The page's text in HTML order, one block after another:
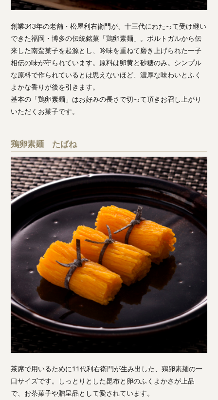
創業343年の老舗・松屋利右衛門が、十三代にわたって受け継い
できた福岡・博多の伝統銘菓「鶏卵素麺」。ポルトガルから伝
来した南蛮菓子を起源とし、吟味を重ねて磨き上げられた一子
相伝の味が守られています。原料は卵黄と砂糖のみ。シンプル
な原料で作られているとは思えないほど、濃厚な味わいとふく
よかな香りが後を引きます。
基本の「鶏卵素麺」はお好みの長さで切って頂きお召し上がり
いただくお菓子です。
鶏卵素麺 たばね
茶席で用いるために11代利右衛門が生み出した、鶏卵素麺の一
口サイズです。しっとりとした昆布と卵のふくよかさが上品
で、お茶菓子や贈呈品として愛されています。